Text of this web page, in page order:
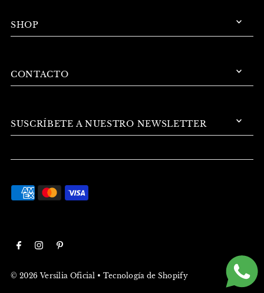
SHOP
CONTACTO
SUSCRÍBETE A NUESTRO NEWSLETTER
© 2026 Versilia Oficial • Tecnología de Shopify